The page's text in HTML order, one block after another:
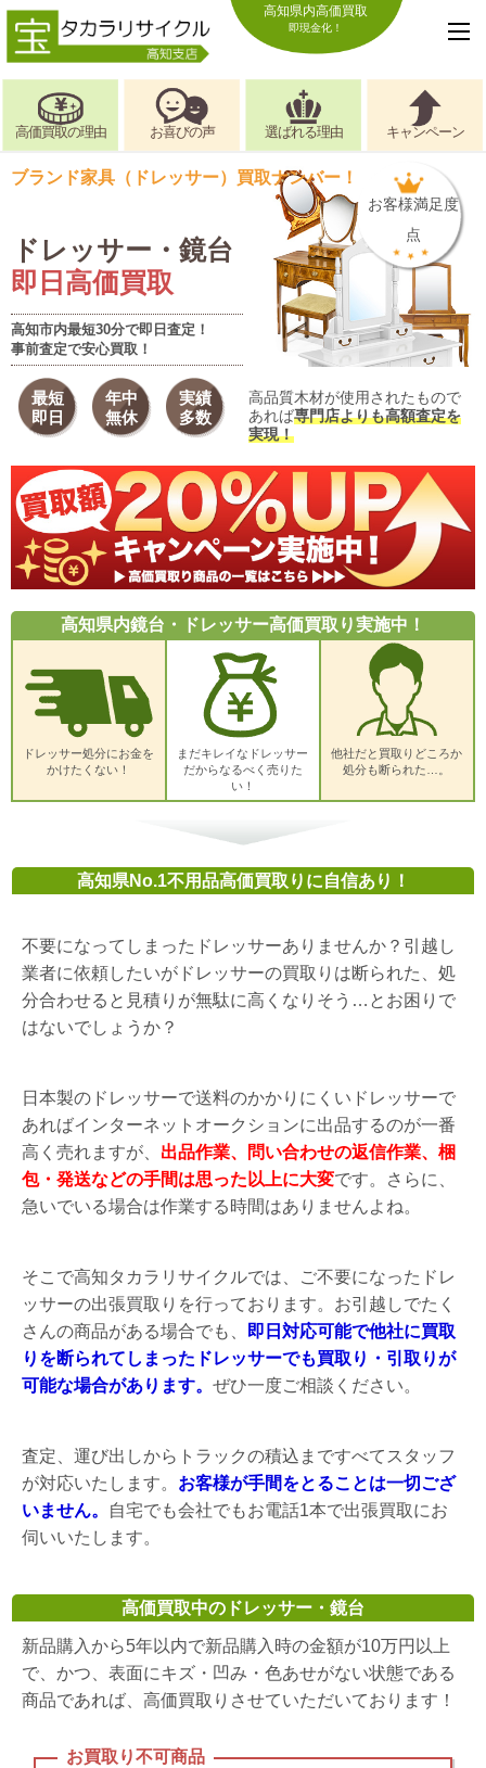
高知県内高価買取
即現金化！
高価買取の理由 お喜びの声 選ばれる理由 キャンペーン
ブランド家具（ドレッサー）買取ナンバー！
ドレッサー・鏡台
即日高価買取
高知市内最短30分で即日査定！
事前査定で安心買取！
お客様満足度
点
最短
即日
年中
無休
実績
多数
高品質木材が使用されたもので
あれば専門店よりも高額査定を
実現！
高知県内鏡台・ドレッサー高価買取り実施中！
ドレッサー処分にお金を
かけたくない！
まだキレイなドレッサー
だからなるべく売りた
い！
他社だと買取りどころか
処分も断られた…。
高知県No.1不用品高価買取りに自信あり！
不要になってしまったドレッサーありませんか？引越し
業者に依頼したいがドレッサーの買取りは断られた、処
分合わせると見積りが無駄に高くなりそう…とお困りで
はないでしょうか？
日本製のドレッサーで送料のかかりにくいドレッサーで
あればインターネットオークションに出品するのが一番
高く売れますが、 出品作業、問い合わせの返信作業、梱
包・発送などの手間は思った以上に大変です。さらに、
急いでいる場合は作業する時間はありませんよね。
そこで高知タカラリサイクルでは、ご不要になったドレ
ッサーの出張買取りを行っております。お引越しでたく
さんの商品がある場合でも、
即日対応可能で他社に買取
りを断られてしまったドレッサーでも買取り・引取りが
可能な場合があります。 ぜひ一度ご相談ください。
査定、運び出しからトラックの積込まですべてスタッフ
が対応いたします。 お客様が手間をとることは一切ござ
いません。
自宅でも会社でもお電話1本で出張買取にお
伺いいたします。
高価買取中のドレッサー・鏡台
新品購入から5年以内で新品購入時の金額が10万円以上
で、かつ、表面にキズ・凹み・色あせがない状態である
商品であれば、高価買取りさせていただいております！
お買取り不可商品